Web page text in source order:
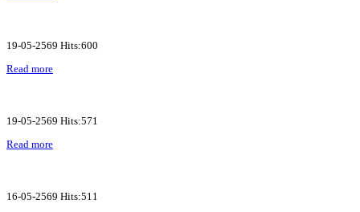
19-05-2569 Hits:600
Read more
19-05-2569 Hits:571
Read more
16-05-2569 Hits:511